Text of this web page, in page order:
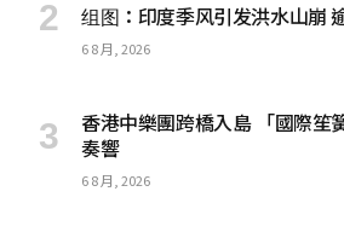
组图：印度季风引发洪水山崩
6 8 月, 2026
香港中樂團跨橋入島 「國際笙
奏響
6 8 月, 2026